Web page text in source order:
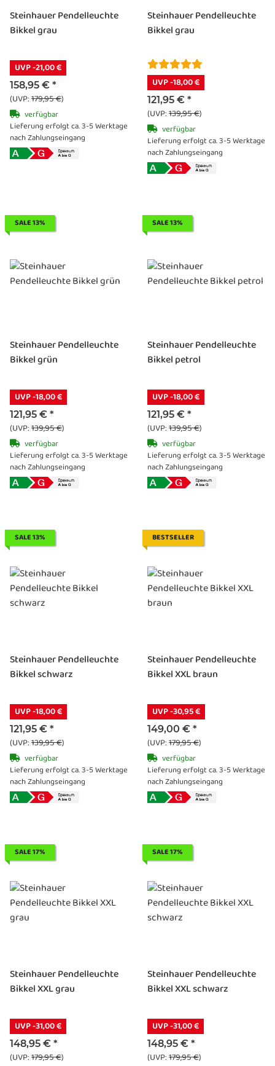
Steinhauer Pendelleuchte
Bikkel grau
UVP -21,00 €
158,95 € *
(UVP:179,95 €)
verfügbar
Lieferung erfolgt ca. 3-5 Werktage
nach Zahlungseingang
Steinhauer Pendelleuchte
Bikkel grau
UVP -18,00 €
121,95 € *
(UVP:139,95 €)
verfügbar
Lieferung erfolgt ca. 3-5 Werktage
nach Zahlungseingang
SALE 13%
Steinhauer Pendelleuchte
Bikkel grün
UVP -18,00 €
121,95 € *
(UVP:139,95 €)
verfügbar
Lieferung erfolgt ca. 3-5 Werktage
nach Zahlungseingang
SALE 13%
Steinhauer Pendelleuchte
Bikkel petrol
UVP -18,00 €
121,95 € *
(UVP:139,95 €)
verfügbar
Lieferung erfolgt ca. 3-5 Werktage
nach Zahlungseingang
SALE 13%
Steinhauer Pendelleuchte
Bikkel schwarz
UVP -18,00 €
121,95 € *
(UVP:139,95 €)
verfügbar
Lieferung erfolgt ca. 3-5 Werktage
nach Zahlungseingang
BESTSELLER
Steinhauer Pendelleuchte
Bikkel XXL braun
UVP -30,95 €
149,00 € *
(UVP:179,95 €)
verfügbar
Lieferung erfolgt ca. 3-5 Werktage
nach Zahlungseingang
SALE 17%
Steinhauer Pendelleuchte
Bikkel XXL grau
UVP -31,00 €
148,95 € *
(UVP:179,95 €)
SALE 17%
Steinhauer Pendelleuchte
Bikkel XXL schwarz
UVP -31,00 €
148,95 € *
(UVP:179,95 €)